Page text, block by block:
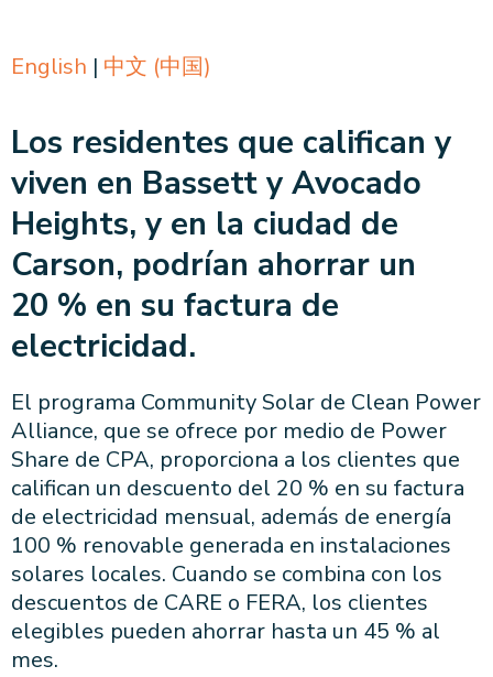
English | 中文 (中国)
Los residentes que califican y
viven en Bassett y Avocado
Heights, y en la ciudad de
Carson, podrían ahorrar un
20 % en su factura de
electricidad.
El programa Community Solar de Clean Power
Alliance, que se ofrece por medio de Power
Share de CPA, proporciona a los clientes que
califican un descuento del 20 % en su factura
de electricidad mensual, además de energía
100 % renovable generada en instalaciones
solares locales. Cuando se combina con los
descuentos de CARE o FERA, los clientes
elegibles pueden ahorrar hasta un 45 % al
mes.